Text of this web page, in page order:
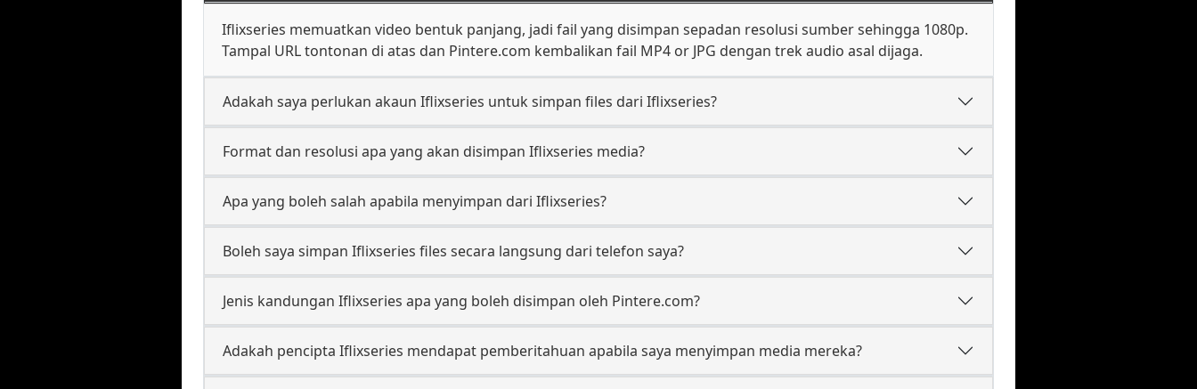
Iflixseries memuatkan video bentuk panjang, jadi fail yang disimpan sepadan resolusi sumber sehingga 1080p.
Tampal URL tontonan di atas dan Pintere.com kembalikan fail MP4 or JPG dengan trek audio asal dijaga.
Adakah saya perlukan akaun Iflixseries untuk simpan files dari Iflixseries?
Format dan resolusi apa yang akan disimpan Iflixseries media?
Apa yang boleh salah apabila menyimpan dari Iflixseries?
Boleh saya simpan Iflixseries files secara langsung dari telefon saya?
Jenis kandungan Iflixseries apa yang boleh disimpan oleh Pintere.com?
Adakah pencipta Iflixseries mendapat pemberitahuan apabila saya menyimpan media mereka?